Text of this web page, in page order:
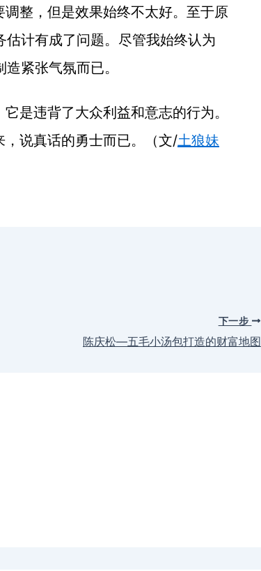
整，但是效果始终不太好。至于原
估计有成了问题。尽管我始终认为
紧张气氛而已。
是违背了大众利益和意志的行为。
说真话的勇士而已。（文/土狼妹
下一步
陈庆松—五毛小汤包打造的财富地图